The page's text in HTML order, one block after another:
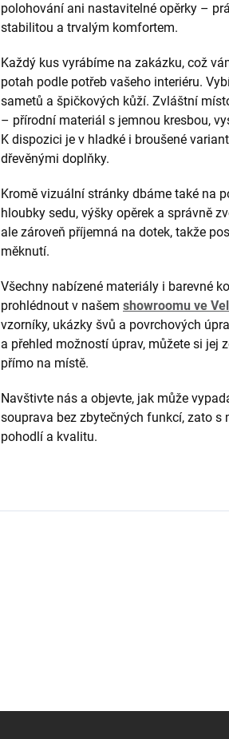
polohování ani nastavitelné opěrky –
stabilitou a trvalým komfortem.
Každý kus vyrábíme na zakázku, což
potah podle potřeb vašeho interiéru.
sametů a špičkových kůží. Zvláštní
– přírodní materiál s jemnou kresbou,
K dispozici je v hladké i broušené
dřevěnými doplňky.
Kromě vizuální stránky dbáme také na
hloubky sedu, výšky opěrek a správně
ale zároveň příjemná na dotek, takže
měknutí.
Všechny nabízené materiály i barevné
prohlédnout v našem showroomu ve
vzorníky, ukázky švů a povrchových
a přehled možností úprav, můžete si jej
přímo na místě.
Navštivte nás a objevte, jak může
souprava bez zbytečných funkcí, zato
pohodlí a kvalitu.